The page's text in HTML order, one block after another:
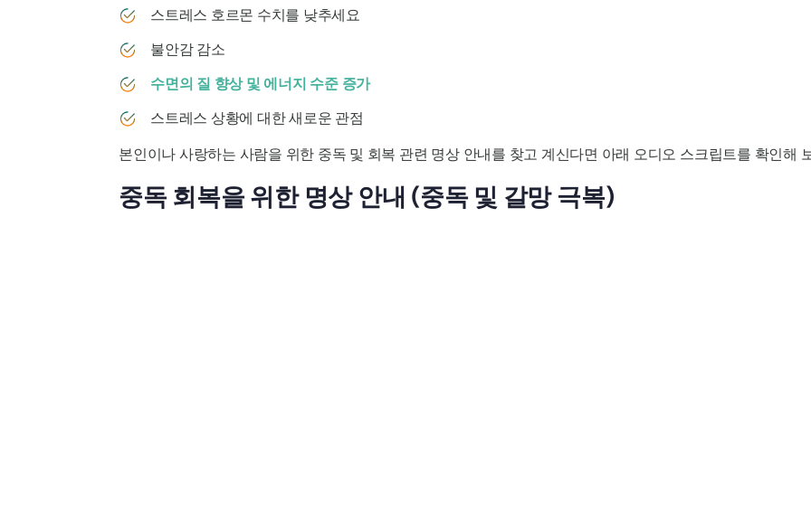
스트레스 호르몬 수치를 낮추세요
불안감 감소
수면의 질 향상 및 에너지 수준 증가
스트레스 상황에 대한 새로운 관점
본인이나 사랑하는 사람을 위한 중독 및 회복 관련 명상 안내를 찾고 계신다면 아래 오디오 스크립트를 확인해
중독 회복을 위한 명상 안내 (중독 및 갈망 극복)